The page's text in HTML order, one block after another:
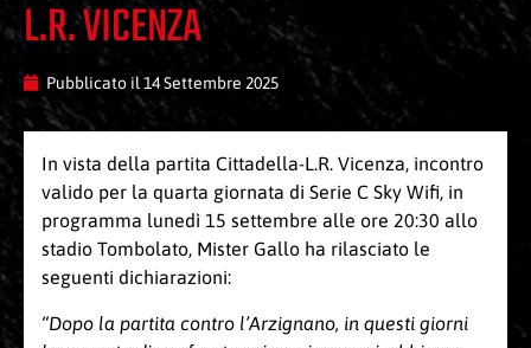
L.R. VICENZA
Pubblicato il 14 Settembre 2025
In vista della partita Cittadella-L.R. Vicenza, incontro
valido per la quarta giornata di Serie C Sky Wifi, in
programma lunedì 15 settembre alle ore 20:30 allo
stadio Tombolato, Mister Gallo ha rilasciato le
seguenti dichiarazioni:
“Dopo la partita contro l’Arzignano, in questi giorni